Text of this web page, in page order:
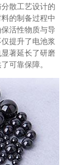
散工艺设计的
的制备过程中
活性物质与导
提升了电池浆
著延长了研磨
可靠保障。